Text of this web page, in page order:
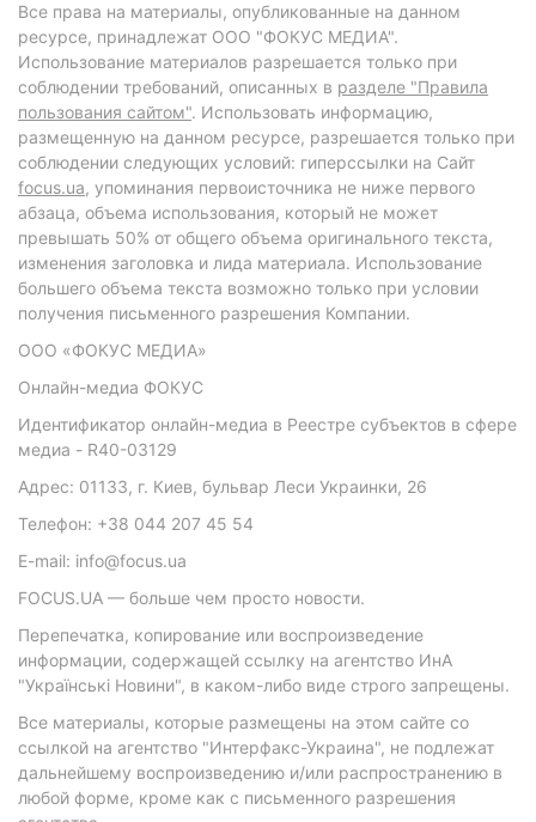
Все права на материалы, опубликованные на данном
ресурсе, принадлежат ООО "ФОКУС МЕДИА".
Использование материалов разрешается только при
соблюдении требований, описанных в разделе "Правила
пользования сайтом". Использовать информацию,
размещенную на данном ресурсе, разрешается только при
соблюдении следующих условий: гиперссылки на Сайт
focus.ua, упоминания первоисточника не ниже первого
абзаца, объема использования, который не может
превышать 50% от общего объема оригинального текста,
изменения заголовка и лида материала. Использование
большего объема текста возможно только при условии
получения письменного разрешения Компании.
ООО «ФОКУС МЕДИА»
Онлайн-медиа ФОКУС
Идентификатор онлайн-медиа в Реестре субъектов в сфере
медиа - R40-03129
Адрес: 01133, г. Киев, бульвар Леси Украинки, 26
Телефон: +38 044 207 45 54
E-mail: info@focus.ua
FOCUS.UA — больше чем просто новости.
Перепечатка, копирование или воспроизведение
информации, содержащей ссылку на агентство ИнА
"Українські Новини", в каком-либо виде строго запрещены.
Все материалы, которые размещены на этом сайте со
ссылкой на агентство "Интерфакс-Украина", не подлежат
дальнейшему воспроизведению и/или распространению в
любой форме, кроме как с письменного разрешения